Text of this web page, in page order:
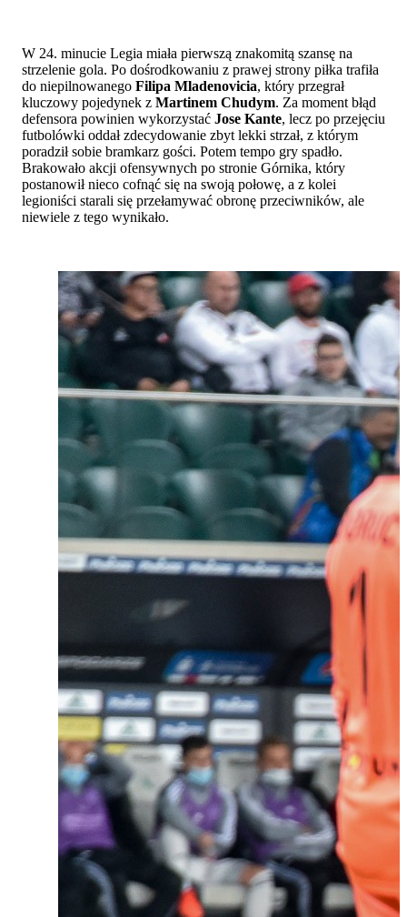
W 24. minucie Legia miała pierwszą znakomitą szansę na
strzelenie gola. Po dośrodkowaniu z prawej strony piłka trafiła
do niepilnowanego Filipa Mladenovicia, który przegrał
kluczowy pojedynek z Martinem Chudym. Za moment błąd
defensora powinien wykorzystać Jose Kante, lecz po przejęciu
futbolówki oddał zdecydowanie zbyt lekki strzał, z którym
poradził sobie bramkarz gości. Potem tempo gry spadło.
Brakowało akcji ofensywnych po stronie Górnika, który
postanowił nieco cofnąć się na swoją połowę, a z kolei
legioniści starali się przełamywać obronę przeciwników, ale
niewiele z tego wynikało.